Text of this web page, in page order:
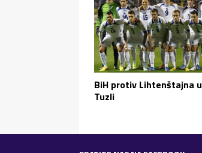
BiH protiv Lihtenštajna u
Tuzli